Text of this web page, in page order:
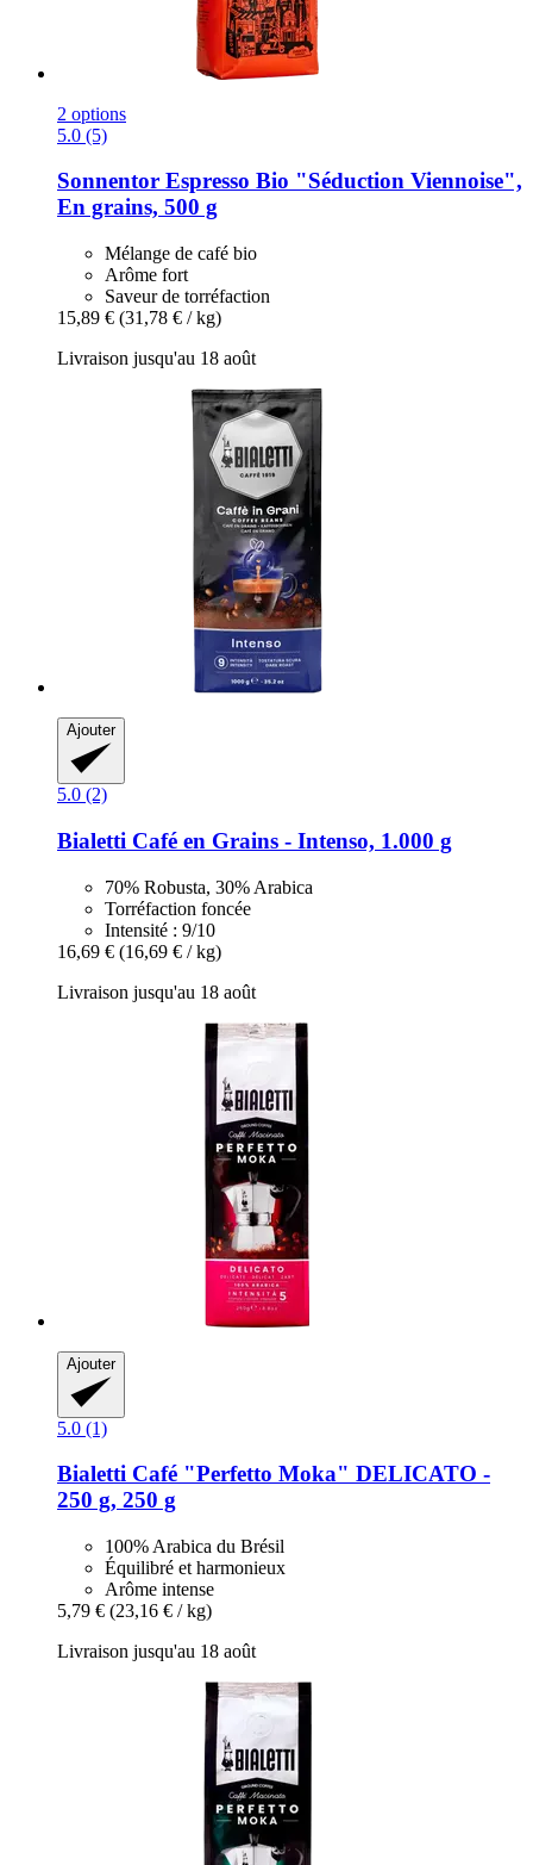
2 options
5.0 (5)
Sonnentor Espresso Bio "Séduction Viennoise",
En grains, 500 g
Mélange de café bio
Arôme fort
Saveur de torréfaction
15,89 € (31,78 € / kg)
Livraison jusqu'au 18 août
Ajouter
5.0 (2)
Bialetti Café en Grains -​ Intenso, 1.000 g
70% Robusta, 30% Arabica
Torréfaction foncée
Intensité : 9/10
16,69 € (16,69 € / kg)
Livraison jusqu'au 18 août
Ajouter
5.0 (1)
Bialetti Café "Perfetto Moka" DELICATO -​
250 g, 250 g
100% Arabica du Brésil
Équilibré et harmonieux
Arôme intense
5,79 € (23,16 € / kg)
Livraison jusqu'au 18 août